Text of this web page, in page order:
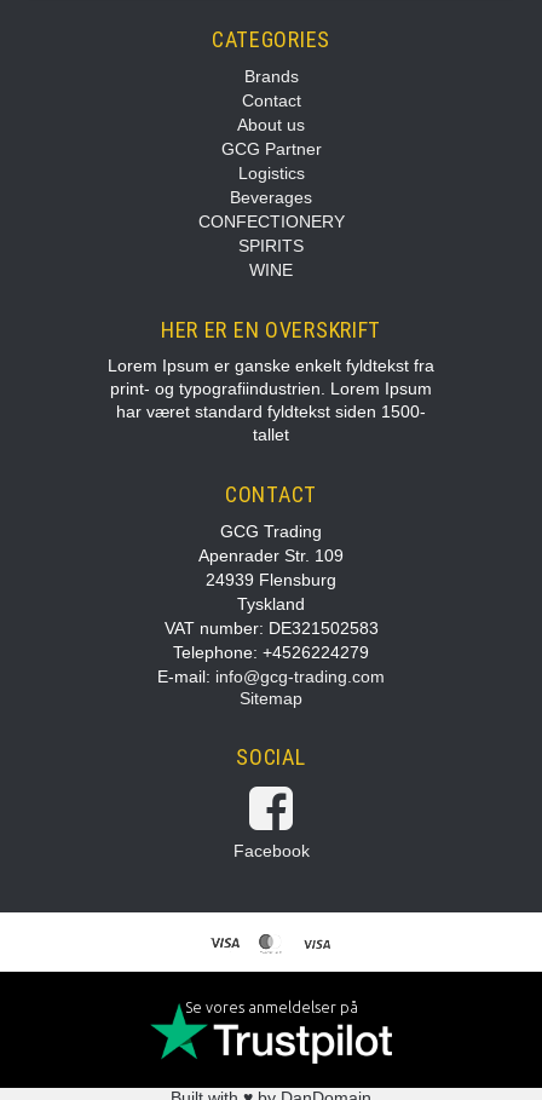
CATEGORIES
Brands
Contact
About us
GCG Partner
Logistics
Beverages
CONFECTIONERY
SPIRITS
WINE
HER ER EN OVERSKRIFT
Lorem Ipsum er ganske enkelt fyldtekst fra
print- og typografiindustrien. Lorem Ipsum
har været standard fyldtekst siden 1500-
tallet
CONTACT
GCG Trading
Apenrader Str. 109
24939 Flensburg
Tyskland
VAT number: DE321502583
Telephone: +4526224279
E-mail: info@gcg-trading.com
Sitemap
SOCIAL
Facebook
Se vores anmeldelser på